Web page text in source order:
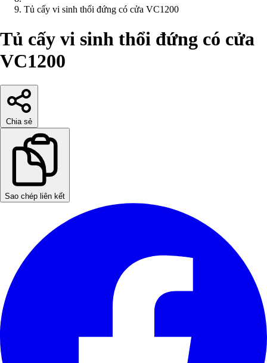
Tủ cấy vi sinh thổi đứng có cửa VC1200
Tủ cấy vi sinh thổi đứng có cửa
VC1200
Chia sẻ
Sao chép liên kết